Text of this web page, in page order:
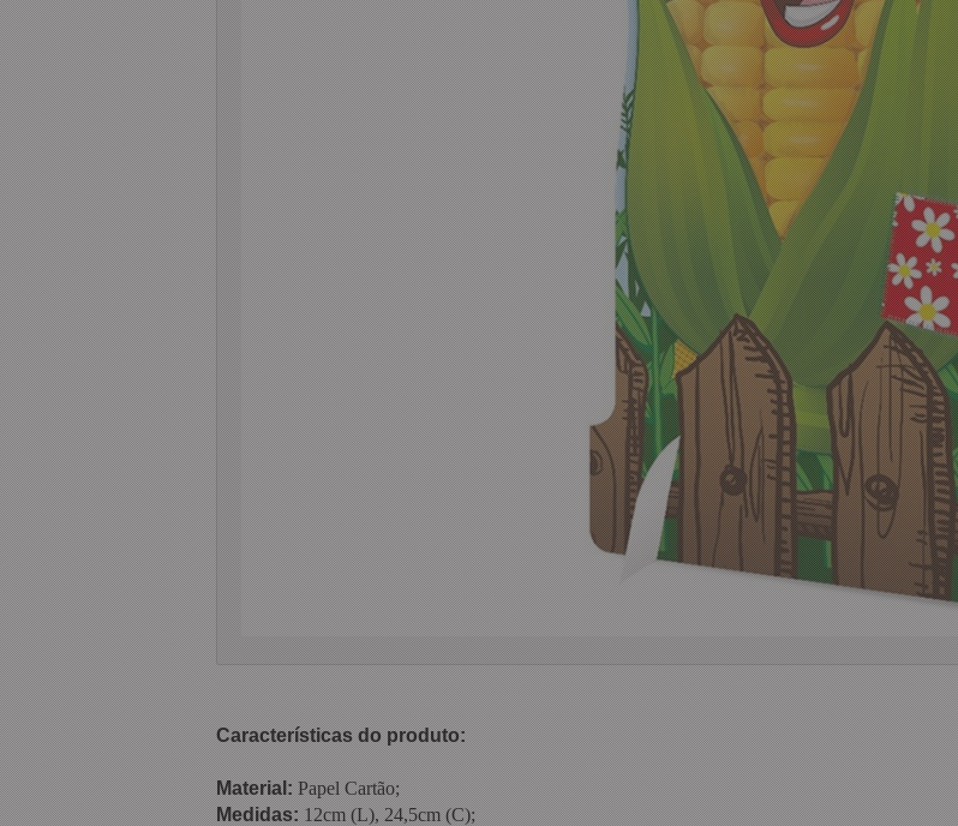
Características do produto:
Material:Papel Cartão;
Medidas:12cm (L), 24,5cm (C);